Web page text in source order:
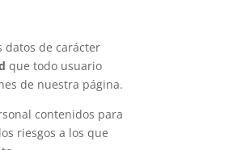
datos de carácter
que todo usuario
de nuestra página.
contenidos para
riesgos a los que